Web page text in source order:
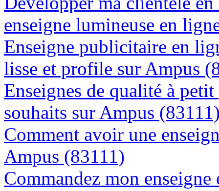
enseigne lumineuse en
Enseigne publicitaire en
lisse et profile sur Ampus
Enseignes de qualité à
souhaits sur Ampus
Comment avoir une
Ampus (83111)
Commandez mon